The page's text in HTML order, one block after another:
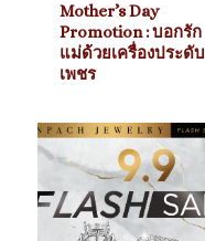
Mother’s Day
Promotion : บอกรัก
แม่ด้วยเครื่องประดับ
เพชร